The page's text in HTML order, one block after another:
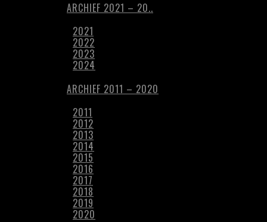
ARCHIEF 2021 – 20..
2021
2022
2023
2024
ARCHIEF 2011 – 2020
2011
2012
2013
2014
2015
2016
2017
2018
2019
2020